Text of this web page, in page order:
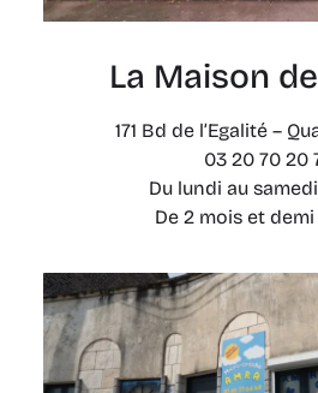
La Maison
171 Bd de l’Egalité –
03 20 70 20
Du lundi au samedi
De 2 mois et